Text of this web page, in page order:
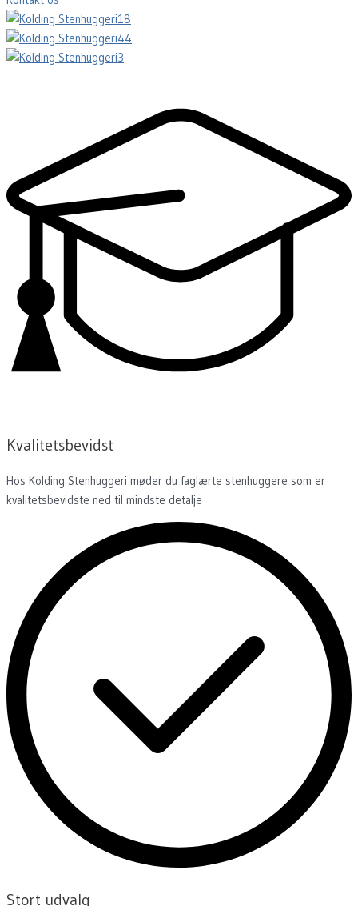
Kvalitetsbevidst
Hos Kolding Stenhuggeri møder du faglærte stenhuggere som er
kvalitetsbevidste ned til mindste detalje
Stort udvalg